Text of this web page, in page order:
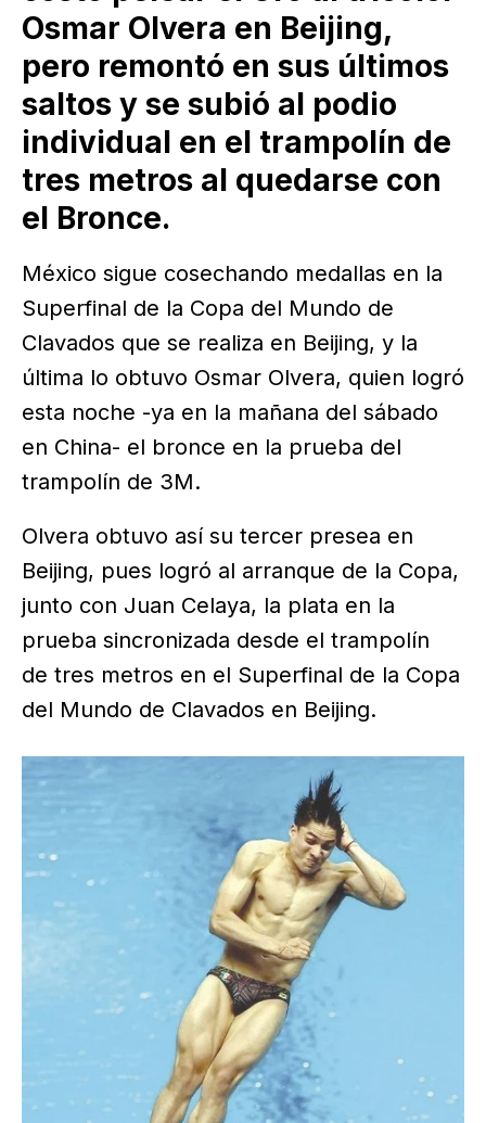
Osmar Olvera en Beijing,
pero remontó en sus últimos
saltos y se subió al podio
individual en el trampolín de
tres metros al quedarse con
el Bronce.
México sigue cosechando medallas en la
Superfinal de la Copa del Mundo de
Clavados que se realiza en Beijing, y la
última lo obtuvo Osmar Olvera, quien logró
esta noche -ya en la mañana del sábado
en China- el bronce en la prueba del
trampolín de 3M.
Olvera obtuvo así su tercer presea en
Beijing, pues logró al arranque de la Copa,
junto con Juan Celaya, la plata en la
prueba sincronizada desde el trampolín
de tres metros en el Superfinal de la Copa
del Mundo de Clavados en Beijing.